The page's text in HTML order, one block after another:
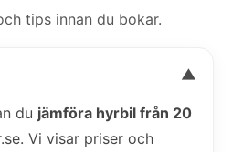
tips innan du bokar.
▼
du jämföra hyrbil från 20
Vi visar priser och